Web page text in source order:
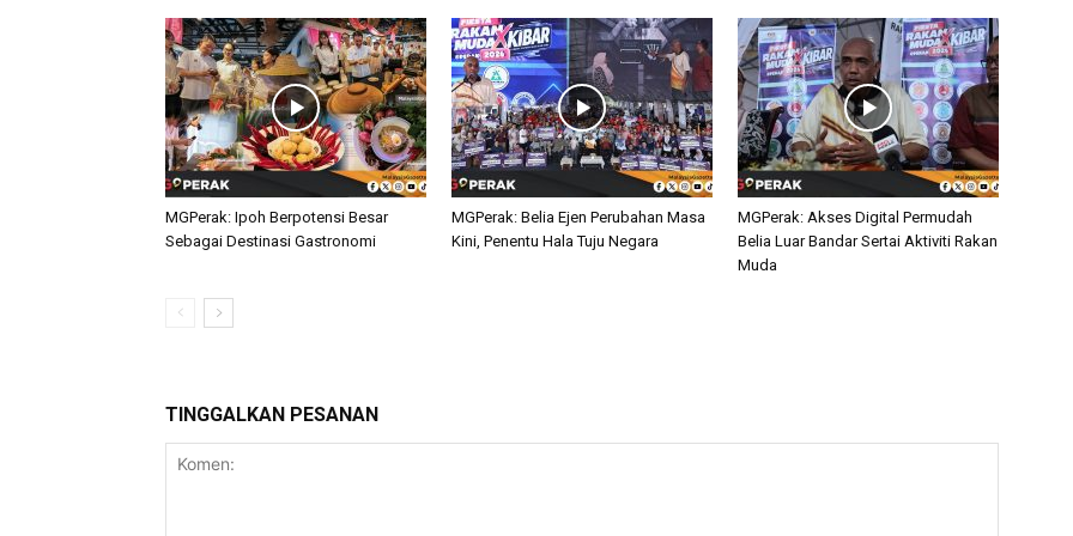
MGPerak: Ipoh Berpotensi Besar
Sebagai Destinasi Gastronomi
MGPerak: Belia Ejen Perubahan Masa
Kini, Penentu Hala Tuju Negara
MGPerak: Akses Digital Permudah
Belia Luar Bandar Sertai Aktiviti Rakan
Muda
TINGGALKAN PESANAN